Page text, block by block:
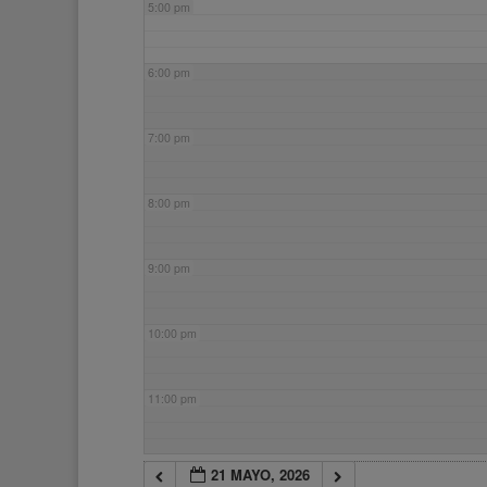
5:00 pm
6:00 pm
7:00 pm
8:00 pm
9:00 pm
10:00 pm
11:00 pm
21 MAYO, 2026